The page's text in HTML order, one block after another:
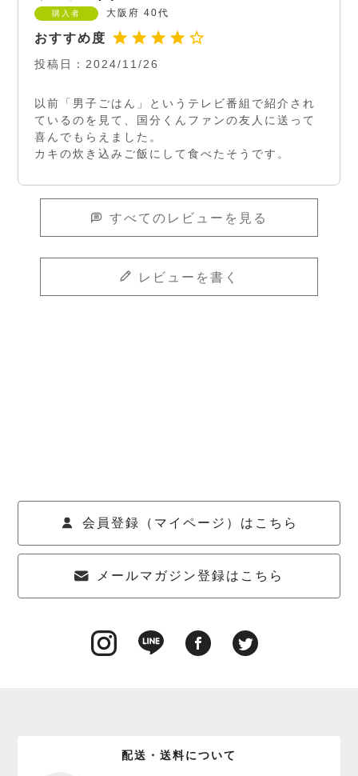
購入者 大阪府 40代
投稿日 2024/11/26
以前「男子ごはん」というテレビ番組で紹介され
ているのを見て、国分くんファンの友人に送って
喜んでもらえました。
カキの炊き込みご飯にして食べたそうです。
すべてのレビューを見る
レビューを書く
会員登録（マイページ）はこちら
メールマガジン登録はこちら
配送・送料について